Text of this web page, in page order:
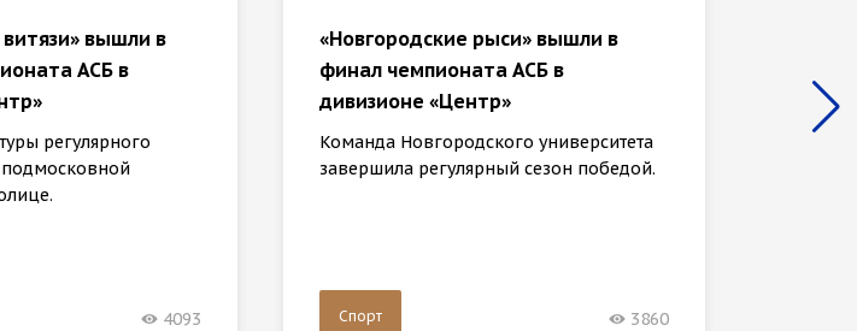
вышли в
АСБ в
регулярного
4093
«Новгородские рыси» вышли в
финал чемпионата АСБ в
дивизионе «Центр»
Команда Новгородского университета
завершила регулярный сезон победой.
Спорт 3860